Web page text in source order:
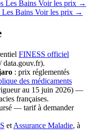
Les Bains Voir les prix →
Les Bains Voir les prix →
FINESS officiel
data.gouv.fr).
: prix réglementés
des médicaments
au 15 juin 2026) —
françaises.
— tarif à demander
et Assurance Maladie, à